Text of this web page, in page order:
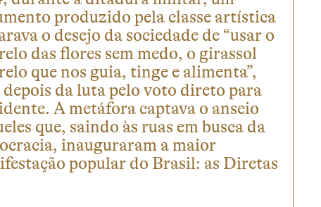
produzido pela classe artística
o desejo da sociedade de “usar o
das flores sem medo, o girassol
que nos guia, tinge e alimenta”,
da luta pelo voto direto para
A metáfora captava o anseio
que, saindo às ruas em busca da
inauguraram a maior
popular do Brasil: as Diretas